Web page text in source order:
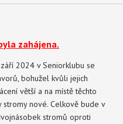
zahájena.
2024 v Seniorklubu se
bohužel kvůli jejich
větší a na místě těchto
nové. Celkově bude v
stromů oproti